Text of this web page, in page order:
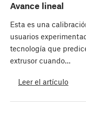
Avance lineal
Esta es una
usuarios
tecnología que
extrusor cuando…
Leer el artículo